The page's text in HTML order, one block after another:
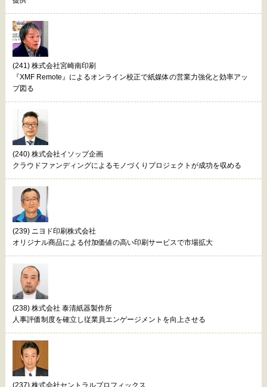
(241) 株式会社宮崎南印刷
『XMF Remote』によるオンライン校正で紙媒体の営業力強化と効率アッ
プ図る
(240) 株式会社イソップ企画
クラウドファンディングによるモノづくりプロジェクトが成功を収める
(239) ニヨド印刷株式会社
オリジナル商品による付加価値の高い印刷サービスで市場拡大
(238) 株式会社 泰清紙器製作所
人事評価制度を確立し従業員エンゲージメントを向上させる
(237) 株式会社セントラルプロフィックス